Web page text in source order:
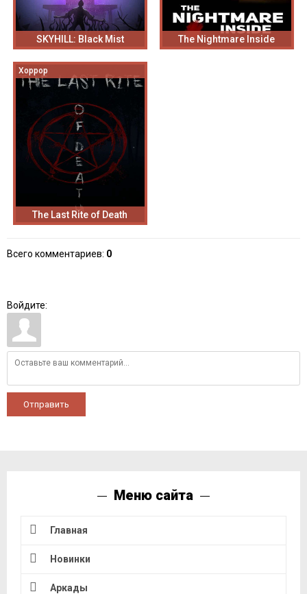
SKYHILL: Black Mist The Nightmare Inside
Хоррор
The Last Rite of Death
Всего комментариев: 0
Войдите:
Отправить
Меню сайта
Главная
Новинки
Аркады